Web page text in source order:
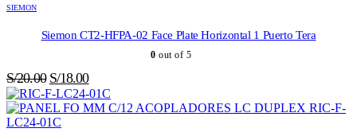
SIEMON
Siemon CT2-HFPA-02 Face Plate Horizontal 1 Puerto Tera
0 out of 5
S/20.00 El
precio
original
era:
S/18.00El
precio
actual